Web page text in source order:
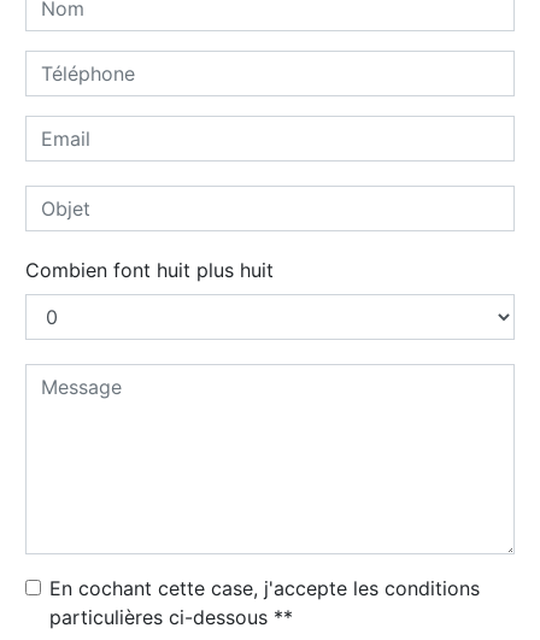
Combien font huit plus huit
En cochant cette case, j'accepte les conditions
particulières ci-dessous **